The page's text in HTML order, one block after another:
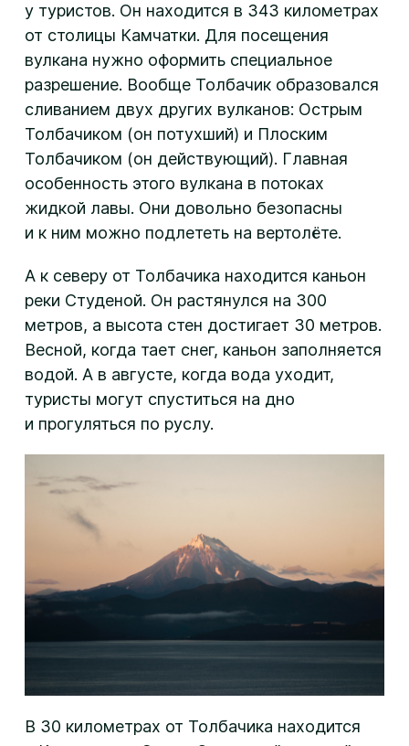
у туристов. Он находится в 343 километрах
от столицы Камчатки. Для посещения
вулкана нужно оформить специальное
разрешение. Вообще Толбачик образовался
сливанием двух других вулканов: Острым
Толбачиком (он потухший) и Плоским
Толбачиком (он действующий). Главная
особенность этого вулкана в потоках
жидкой лавы. Они довольно безопасны
и к ним можно подлететь на вертолёте.
А к северу от Толбачика находится каньон
реки Студеной. Он растянулся на 300
метров, а высота стен достигает 30 метров.
Весной, когда тает снег, каньон заполняется
водой. А в августе, когда вода уходит,
туристы могут спуститься на дно
и прогуляться по руслу.
В 30 километрах от Толбачика находится